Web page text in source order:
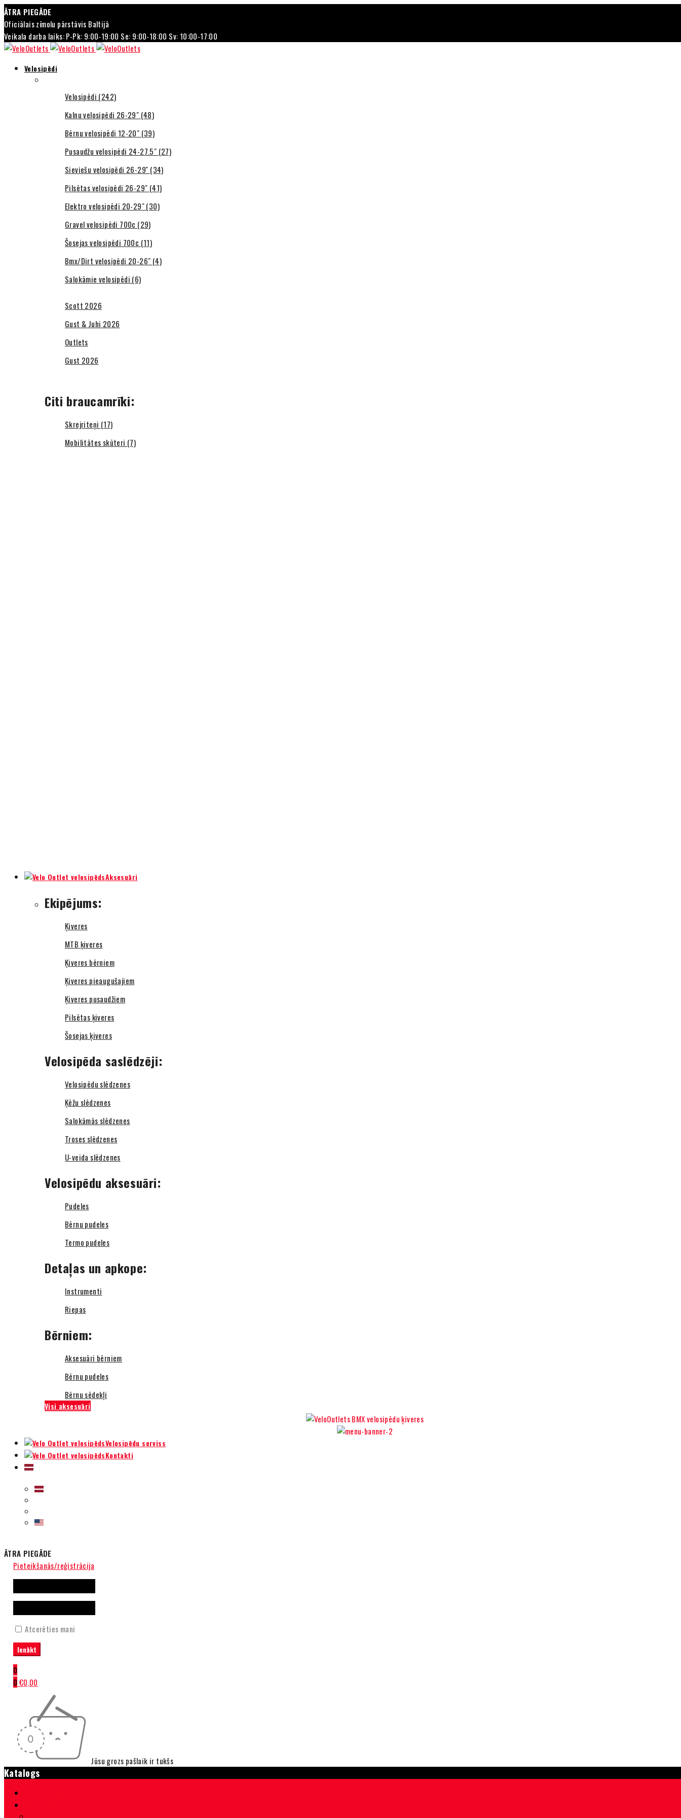
ĀTRA PIEGĀDE
Oficiālais zīmolu pārstāvis Baltijā
Veikala darba laiks: P-Pk: 9:00-19:00 Se: 9:00-18:00 Sv: 10:00-17:00
Velosipēdi
Velosipēdi (242)
Kalnu velosipēdi 26-29" (48)
Bērnu velosipēdi 12-20" (39)
Pusaudžu velosipēdi 24-27.5" (27)
Sieviešu velosipēdi 26-29'' (34)
Pilsētas velosipēdi 26-29" (41)
Elektro velosipēdi 20-29" (30)
Gravel velosipēdi 700c (29)
Šosejas velosipēdi 700c (11)
Bmx/Dirt velosipēdi 20-26" (4)
Salokāmie velosipēdi (6)
Scott 2026
Gust & Juhi 2026
Outlets
Gust 2026
Citi braucamrīki:
Skrejriteņi (17)
Mobilitātes skūteri (7)
Aksesuāri
Ekipējums:
Ķiveres
MTB ķiveres
Ķiveres bērniem
Ķiveres pieaugušajiem
Ķiveres pusaudžiem
Pilsētas ķiveres
Šosejas ķiveres
Velosipēda saslēdzēji:
Velosipēdu slēdzenes
Ķēžu slēdzenes
Salokāmās slēdzenes
Troses slēdzenes
U-veida slēdzenes
Velosipēdu aksesuāri:
Pudeles
Bērnu pudeles
Termo pudeles
Detaļas un apkope:
Instrumenti
Riepas
Bērniem:
Aksesuāri bērniem
Bērnu pudeles
Bērnu sēdekļi
Visi aksesuāri
Velosipēdu serviss
Kontakti
ĀTRA PIEGĀDE
Pieteikšanās/reģistrācija
Atcerēties mani
0
0 €0,00
Jūsu grozs pašlaik ir tukšs
Katalogs